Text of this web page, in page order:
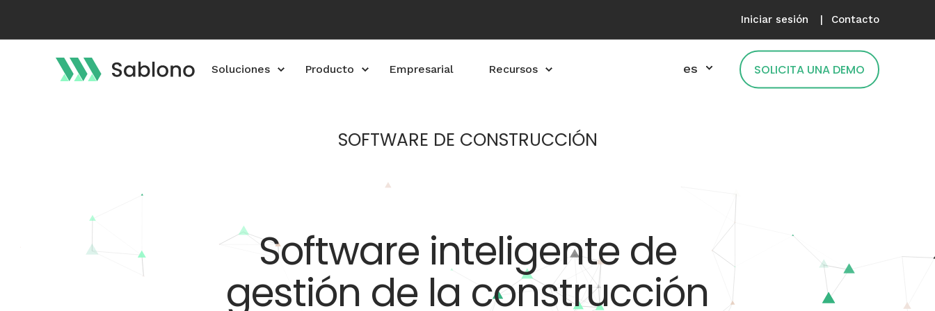
Iniciar sesión Contacto
Soluciones Producto Empresarial Recursos es SOLICITA UNA DEMO
SOFTWARE DE CONSTRUCCIÓN
Software inteligente de
gestión de la construcción